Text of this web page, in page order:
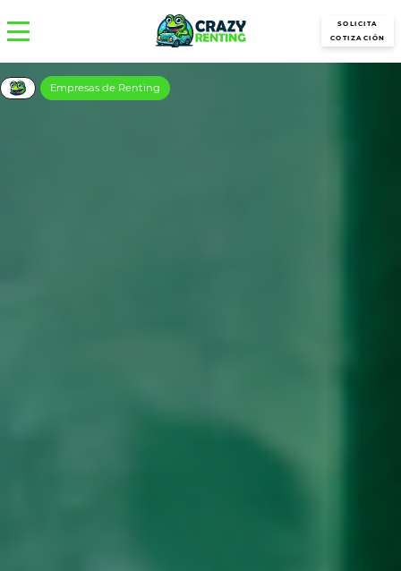
SOLICITA
COTIZACIÓN
Empresas de Renting